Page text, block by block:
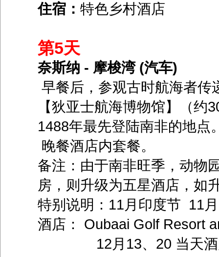
住宿： 特色乡村酒店
第5天
奈斯纳 - 摩梭湾 (汽车)
早餐后，参观古时航海者传
【狄亚士航海博物馆】（
1488年最先登陆南非的地点
晚餐酒店内套餐。
备注：由于南非旺季，动物
房，则升级为五星酒店，如
特别说明：11月印度节 11
酒店： Oubaai Golf Resort
12月13、20 当天酒店